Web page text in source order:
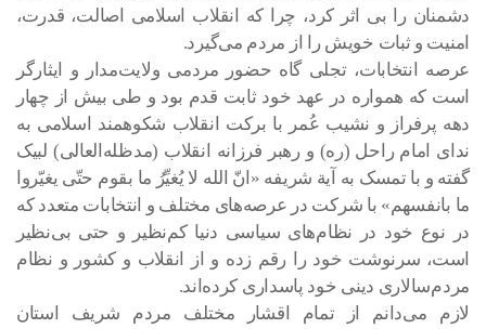
دشمنان را بی اثر کرد، چرا که انقلاب اسلامی اصالت، قدرت،
امنیت و ثبات خویش را از مردم می‌گیرد.
عرصه انتخابات، تجلی گاه حضور مردمی ولایت‌مدار و ایثارگر
است که همواره در عهد خود ثابت قدم بود و طی بیش از چهار
دهه پرفراز و نشیب عُمر با برکت انقلاب شکوهمند اسلامی به
ندای امام راحل (ره) و رهبر فرزانه انقلاب (مدظله‌العالی) لبیک
گفته و با تمسک به آیة شریفه «انّ الله لا یُغیِّرُ ما بقوم حتّی یغیّروا
ما بانفسهم» با شرکت در عرصه‌های مختلف و انتخابات متعدد که
در نوع خود در نظام‌های سیاسی دنیا کم‌نظیر و حتی بی‌نظیر
است، سرنوشت خود را رقم زده و از انقلاب و کشور و نظام
مردم‌سالاری دینی خود پاسداری کرده‌اند.
لازم می‌دانم از تمام اقشار مختلف مردم شریف استان